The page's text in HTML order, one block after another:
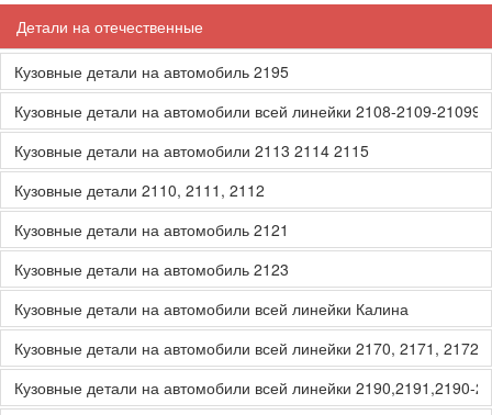
Детали на отечественные
Кузовные детали на автомобиль 2195
Кузовные детали на автомобили всей линейки 2108-2109-21099
Кузовные детали на автомобили 2113 2114 2115
Кузовные детали 2110, 2111, 2112
Кузовные детали на автомобиль 2121
Кузовные детали на автомобиль 2123
Кузовные детали на автомобили всей линейки Калина
Кузовные детали на автомобили всей линейки 2170, 2171, 2172,
Кузовные детали на автомобили всей линейки 2190,2191,2190-2